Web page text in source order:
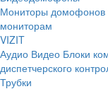
Мониторы домофонов
мониторам
VIZIT
Аудио Видео Блоки
диспетчерского
Трубки